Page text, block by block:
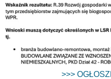
>>>